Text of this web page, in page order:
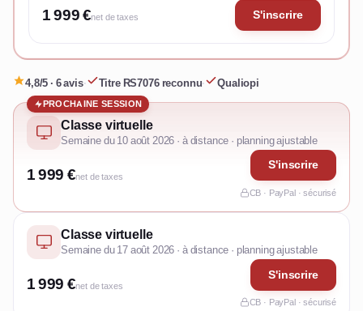
1 999 €net de taxes S'inscrire
4,8/5 · 6 avis· Titre RS7076 reconnu· Qualiopi
PROCHAINE SESSION
Classe virtuelle
Semaine du 10 août 2026 · à distance · planning ajustable
1 999 €net de taxes
S'inscrire
CB · PayPal · sécurisé
Classe virtuelle
Semaine du 17 août 2026 · à distance · planning ajustable
1 999 €net de taxes
S'inscrire
CB · PayPal · sécurisé